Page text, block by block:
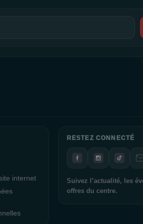
internet
RESTEZ CONNECTÉ
Suivez l’actualité, les
offres du centre.